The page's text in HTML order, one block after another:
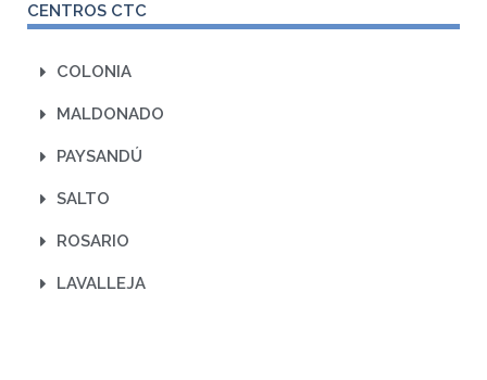
CENTROS CTC
COLONIA
MALDONADO
PAYSANDÚ
SALTO
ROSARIO
LAVALLEJA